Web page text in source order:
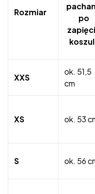
Rozmiar
po
XXS
ok. 51,5
cm
XS ok. 53
S ok. 56